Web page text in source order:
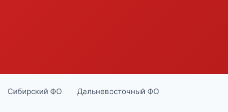
Сибирский ФО Дальневосточный ФО